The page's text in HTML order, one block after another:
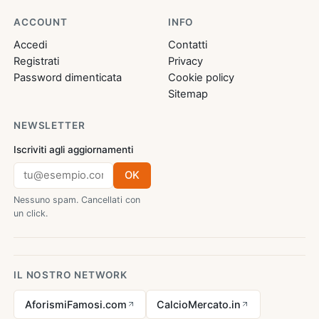
ACCOUNT
Accedi
Registrati
Password dimenticata
INFO
Contatti
Privacy
Cookie policy
Sitemap
NEWSLETTER
Iscriviti agli aggiornamenti
OK
Nessuno spam. Cancellati con
un click.
IL NOSTRO NETWORK
AforismiFamosi.com CalcioMercato.in